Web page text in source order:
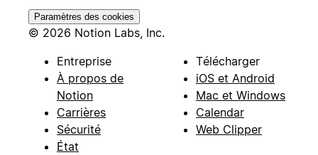
Paramètres des cookies
© 2026 Notion Labs, Inc.
Entreprise
À propos de
Notion
Carrières
Sécurité
État
Télécharger
iOS et Android
Mac et Windows
Calendar
Web Clipper